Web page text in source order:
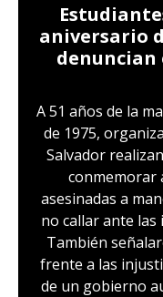
aniversario
A 51 años de la
de 1975,
Salvador
conmemorar
asesinadas a
no callar ante las
También
frente a las
de un gobierno